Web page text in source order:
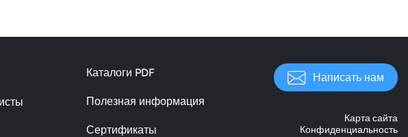
Каталоги PDF
Полезная информация
Сертификаты
Написать нам
Карта сайта
Конфиденциальность